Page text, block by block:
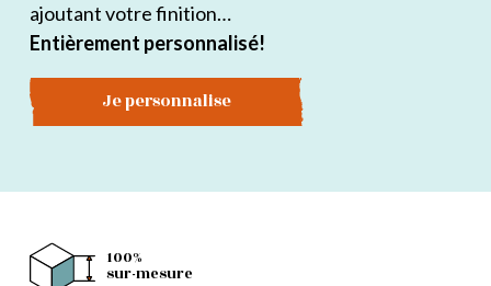
ajoutant votre finition…
Entièrement personnalisé!
Je personnalise
100%
sur-mesure